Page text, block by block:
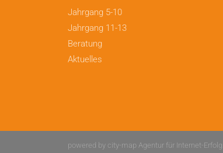
Jahrgang 5-10
Jahrgang 11-13
Beratung
Aktuelles
powered by city-map Agentur für Internet-